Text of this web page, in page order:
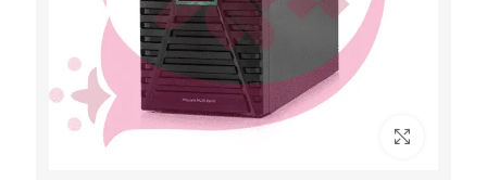
برای بزرگنمایی کلیک کنید